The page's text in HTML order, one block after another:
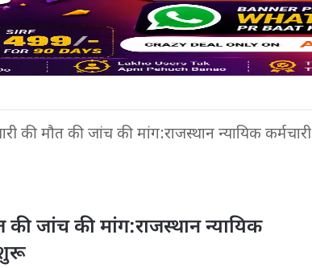
की मौत की जांच की मांग:राजस्थान न्यायिक कर्मचारी
की जांच की मांग:राजस्थान न्यायिक
शुरू